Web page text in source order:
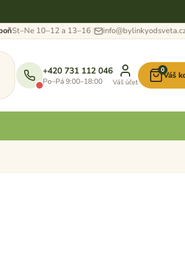
St–Ne 10–12 a 13–16
+420 731 112 046
Po–Pá 9:00–18:00 Váš účet
Nákupní
košík
0
Váš